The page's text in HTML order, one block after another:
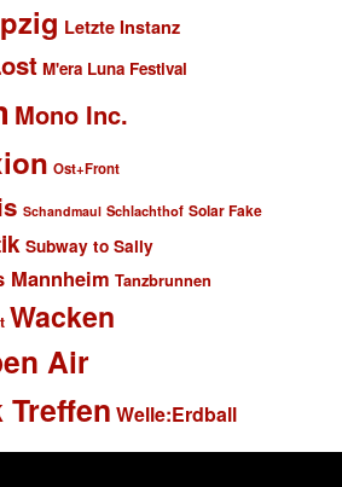
Letzte Instanz
M'era Luna Festival
Mono Inc.
Ost+Front
Schandmaul Schlachthof Solar Fake
Subway to Sally
Mannheim Tanzbrunnen
Wacken
Air
Treffen Welle:Erdball